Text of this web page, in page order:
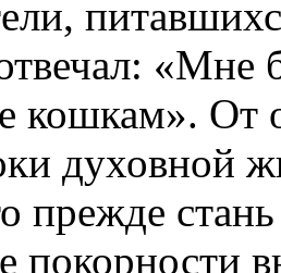
«Мне
кошкам». От
духовной
прежде
покорности